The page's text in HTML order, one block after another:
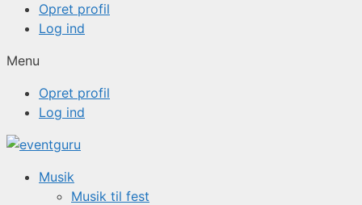
Opret profil
Log ind
Menu
Opret profil
Log ind
Musik
Musik til fest